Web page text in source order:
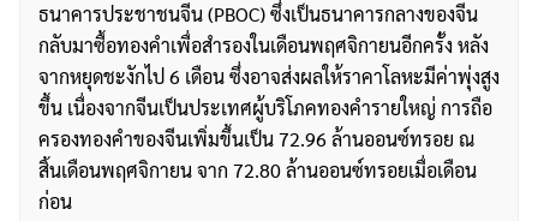
ธนาคารประชาชนจีน (PBOC) ซึ่งเป็นธนาคารกลางของจีน
กลับมาซื้อทองคำเพื่อสำรองในเดือนพฤศจิกายนอีกครั้ง หลัง
จากหยุดชะงักไป 6 เดือน ซึ่งอาจส่งผลให้ราคาโลหะมีค่าพุ่งสูง
ขึ้น เนื่องจากจีนเป็นประเทศผู้บริโภคทองคำรายใหญ่ การถือ
ครองทองคำของจีนเพิ่มขึ้นเป็น 72.96 ล้านออนซ์ทรอย ณ
สิ้นเดือนพฤศจิกายน จาก 72.80 ล้านออนซ์ทรอยเมื่อเดือน
ก่อน